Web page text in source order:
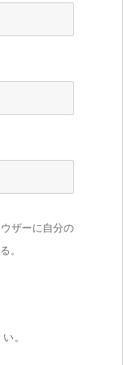
ザーに自分の
。
。